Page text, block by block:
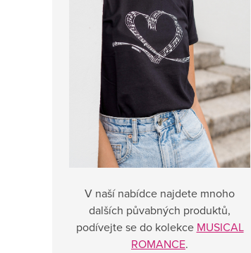
V naší nabídce najdete mnoho
dalších půvabných produktů,
podívejte se do kolekce MUSICAL
ROMANCE.